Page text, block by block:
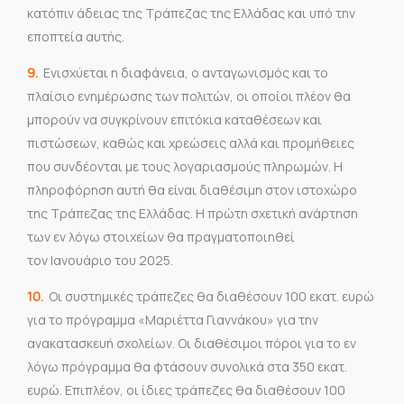
κατόπιν άδειας της Τράπεζας της Ελλάδας και υπό την
εποπτεία αυτής.
9. Ενισχύεται η διαφάνεια, ο ανταγωνισμός και το
πλαίσιο ενημέρωσης των πολιτών, οι οποίοι πλέον θα
μπορούν να συγκρίνουν επιτόκια καταθέσεων και
πιστώσεων, καθώς και χρεώσεις αλλά και προμήθειες
που συνδέονται με τους λογαριασμούς πληρωμών. Η
πληροφόρηση αυτή θα είναι διαθέσιμη στον ιστοχώρο
της Τράπεζας της Ελλάδας. Η πρώτη σχετική ανάρτηση
των εν λόγω στοιχείων θα πραγματοποιηθεί
τον Ιανουάριο του 2025.
10. Οι συστημικές τράπεζες θα διαθέσουν 100 εκατ. ευρώ
για το πρόγραμμα «Μαριέττα Γιαννάκου» για την
ανακατασκευή σχολείων. Οι διαθέσιμοι πόροι για το εν
λόγω πρόγραμμα θα φτάσουν συνολικά στα 350 εκατ.
ευρώ. Επιπλέον, οι ίδιες τράπεζες θα διαθέσουν 100